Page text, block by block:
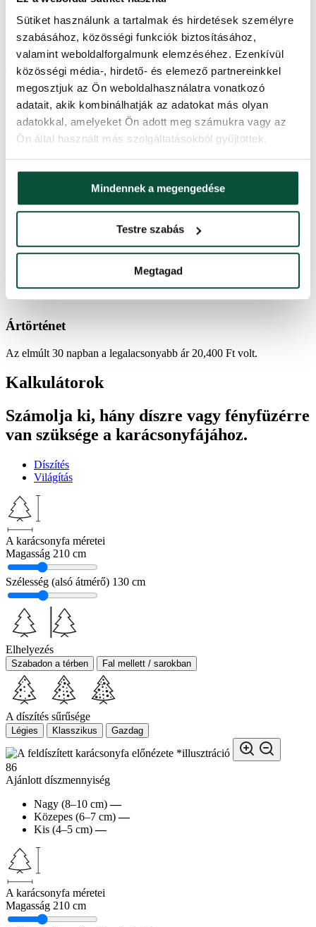
Sütiket használunk a tartalmak és hirdetések személyre
szabásához, közösségi funkciók biztosításához,
valamint weboldalforgalmunk elemzéséhez. Ezenkívül
közösségi média-, hirdető- és elemező partnereinkkel
megosztjuk az Ön weboldalhasználatra vonatkozó
adatait, akik kombinálhatják az adatokat más olyan
adatokkal, amelyeket Ön adott meg számukra vagy az
Ön által használt más szolgáltatásokból gyűjtöttek.
Mindennek a megengedése
Testre szabás
Megtagad
Felhívjuk figyelmét, hogy a képen látható néhány díszítő elem eltérő
lehet, de ez nem befolyásolja a teljes kompozíció kialakítását.
Termékparaméterek
Átmérője 35 cm
zöld
Kivitelezés Sűrű
FAVI kategória Adventi koszorúk
Ártörténet
Az elmúlt 30 napban a legalacsonyabb ár 20,400 Ft volt.
Kalkulátorok
Számolja ki, hány díszre vagy fényfüzérre
van szüksége a karácsonyfájához.
Díszítés
Világítás
A karácsonyfa méretei
Magasság 210 cm
Szélesség (alsó átmérő) 130 cm
Elhelyezés
Szabadon a térben Fal mellett / sarokban
A díszítés sűrűsége
Légies Klasszikus Gazdag
*illusztráció
86
Ajánlott díszmennyiség
Nagy (8–10 cm) —
Közepes (6–7 cm) —
Kis (4–5 cm) —
A karácsonyfa méretei
Magasság 210 cm